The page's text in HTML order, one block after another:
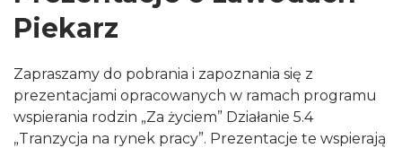
Piekarz
Zapraszamy do pobrania i zapoznania się z
prezentacjami opracowanych w ramach programu
wspierania rodzin „Za życiem” Działanie 5.4
„Tranzycja na rynek pracy”. Prezentacje te wspierają